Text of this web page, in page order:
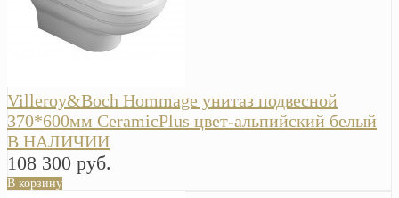
Villeroy&Boch Hommage унитаз подвесной
370*600мм CeramicPlus цвет-альпийский белый
В НАЛИЧИИ
108 300 руб.
В корзину